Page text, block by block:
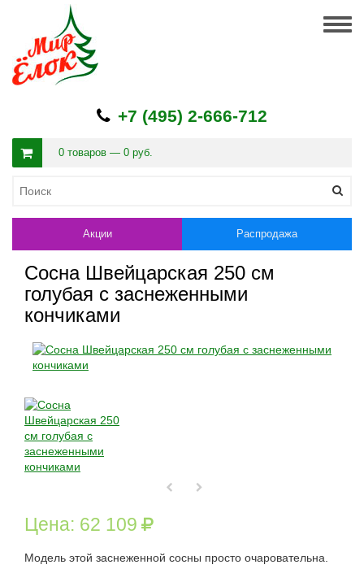
+7 (495) 2-666-712
0 товаров — 0 руб.
Акции Распродажа
Сосна Швейцарская 250 см
голубая с заснеженными
кончиками
Цена: 62 109
Модель этой заснеженной сосны просто очаровательна.